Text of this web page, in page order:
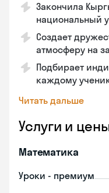
Закончила
национальный
Создает
атмосферу на
Подбирает
каждому
Читать дальше
Услуги и
Математика
Уроки - премиум